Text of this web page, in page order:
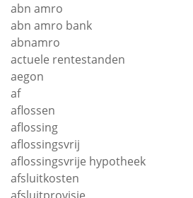
abn amro
abn amro bank
abnamro
actuele rentestanden
aegon
af
aflossen
aflossing
aflossingsvrij
aflossingsvrije hypotheek
afsluitkosten